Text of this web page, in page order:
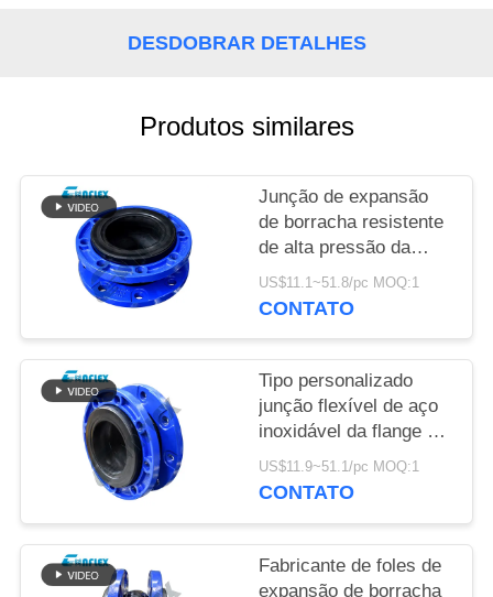
MAPA
POLÍTICA
DE
PRIVACIDADE
DESDOBRAR DETALHES
Produtos similares
Junção de expansão
de borracha resistente
de alta pressão da
única esfera no
encanamento
US$11.1~51.8/pc MOQ:1
CONTATO
Tipo personalizado
junção flexível de aço
inoxidável da flange da
junta de expansão da
tubulação
US$11.9~51.1/pc MOQ:1
CONTATO
Fabricante de foles de
expansão de borracha